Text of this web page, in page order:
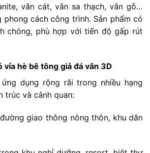
vân cát, vân sa thạch, vân gỗ…
phongcáchcông trình. Sản phẩmcó
chóng, phù hợp vớitiến độgấp rút
vỉa hè bê tông giả đá vân 3D
ứngdụng rộng rãitrong nhiều hạng
trúc và cảnh quan:
đườnggiao thông nôngthôn, khudân